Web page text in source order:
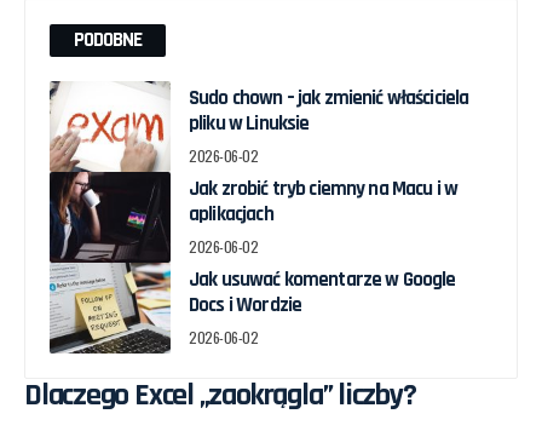
PODOBNE
Sudo chown – jak zmienić właściciela
pliku w Linuksie
2026-06-02
Jak zrobić tryb ciemny na Macu i w
aplikacjach
2026-06-02
Jak usuwać komentarze w Google
Docs i Wordzie
2026-06-02
Dlaczego Excel „zaokrągla” liczby?